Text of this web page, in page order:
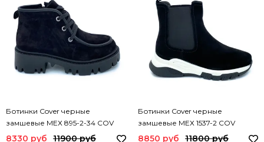
Ботинки Cover черные
замшевые МЕХ 895-2-34 COV
8330 руб 11900 руб
Ботинки Cover черные
замшевые МЕХ 1537-2 COV
8850 руб 11800 руб